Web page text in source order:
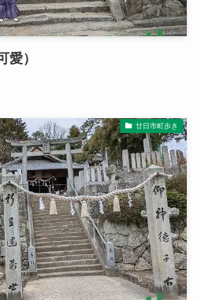
愛）
廿日市町歩き